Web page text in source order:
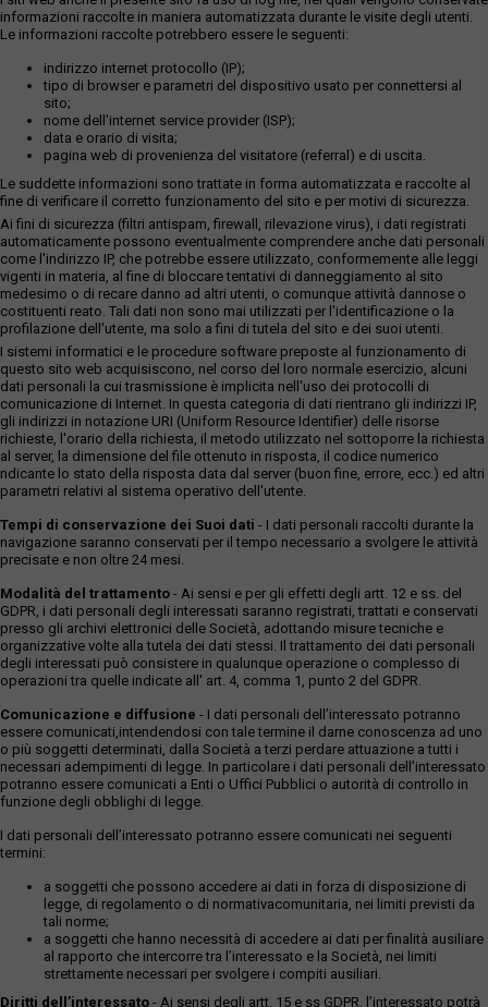
informazioni raccolte in maniera automatizzata durante le visite degli utenti.
Le informazioni raccolte potrebbero essere le seguenti:
indirizzo internet protocollo (IP);
tipo di browser e parametri del dispositivo usato per connettersi al
sito;
nome dell'internet service provider (ISP);
data e orario di visita;
pagina web di provenienza del visitatore (referral) e di uscita.
Le suddette informazioni sono trattate in forma automatizzata e raccolte al
fine di verificare il corretto funzionamento del sito e per motivi di sicurezza.
Ai fini di sicurezza (filtri antispam, firewall, rilevazione virus), i dati registrati
automaticamente possono eventualmente comprendere anche dati personali
come l'indirizzo IP, che potrebbe essere utilizzato, conformemente alle leggi
vigenti in materia, al fine di bloccare tentativi di danneggiamento al sito
medesimo o di recare danno ad altri utenti, o comunque attività dannose o
costituenti reato. Tali dati non sono mai utilizzati per l'identificazione o la
profilazione dell'utente, ma solo a fini di tutela del sito e dei suoi utenti.
I sistemi informatici e le procedure software preposte al funzionamento di
questo sito web acquisiscono, nel corso del loro normale esercizio, alcuni
dati personali la cui trasmissione è implicita nell'uso dei protocolli di
comunicazione di Internet. In questa categoria di dati rientrano gli indirizzi IP,
gli indirizzi in notazione URI (Uniform Resource Identifier) delle risorse
richieste, l'orario della richiesta, il metodo utilizzato nel sottoporre la richiesta
al server, la dimensione del file ottenuto in risposta, il codice numerico
ndicante lo stato della risposta data dal server (buon fine, errore, ecc.) ed altri
parametri relativi al sistema operativo dell'utente.
Tempi di conservazione dei Suoi dati - I dati personali raccolti durante la
navigazione saranno conservati per il tempo necessario a svolgere le attività
precisate e non oltre 24 mesi.
Modalità del trattamento - Ai sensi e per gli effetti degli artt. 12 e ss. del
GDPR, i dati personali degli interessati saranno registrati, trattati e conservati
presso gli archivi elettronici delle Società, adottando misure tecniche e
organizzative volte alla tutela dei dati stessi. Il trattamento dei dati personali
degli interessati può consistere in qualunque operazione o complesso di
operazioni tra quelle indicate all' art. 4, comma 1, punto 2 del GDPR.
Comunicazione e diffusione - I dati personali dell’interessato potranno
essere comunicati,intendendosi con tale termine il darne conoscenza ad uno
o più soggetti determinati, dalla Società a terzi perdare attuazione a tutti i
necessari adempimenti di legge. In particolare i dati personali dell’interessato
potranno essere comunicati a Enti o Uffici Pubblici o autorità di controllo in
funzione degli obblighi di legge.
I dati personali dell’interessato potranno essere comunicati nei seguenti
termini:
a soggetti che possono accedere ai dati in forza di disposizione di
legge, di regolamento o di normativacomunitaria, nei limiti previsti da
tali norme;
a soggetti che hanno necessità di accedere ai dati per finalità ausiliare
al rapporto che intercorre tra l’interessato e la Società, nei limiti
strettamente necessari per svolgere i compiti ausiliari.
Diritti dell’interessato - Ai sensi degli artt. 15 e ss GDPR, l’interessato potrà